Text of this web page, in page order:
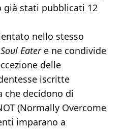
già stati pubblicati 12
nello stesso
Soul Eatere ne condivide
delle
iscritte
che decidono di
(Normally Overcome
imparano a